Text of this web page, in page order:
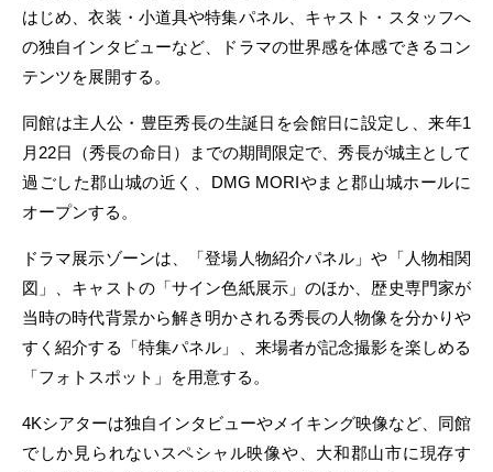
はじめ、衣装・小道具や特集パネル、キャスト・スタッフへ
の独自インタビューなど、ドラマの世界感を体感できるコン
テンツを展開する。
同館は主人公・豊臣秀長の生誕日を会館日に設定し、来年1
月22日（秀長の命日）までの期間限定で、秀長が城主として
過ごした郡山城の近く、DMG MORIやまと郡山城ホールに
オープンする。
ドラマ展示ゾーンは、「登場人物紹介パネル」や「人物相関
図」、キャストの「サイン色紙展示」のほか、歴史専門家が
当時の時代背景から解き明かされる秀長の人物像を分かりや
すく紹介する「特集パネル」、来場者が記念撮影を楽しめる
「フォトスポット」を用意する。
4Kシアターは独自インタビューやメイキング映像など、同館
でしか見られないスペシャル映像や、大和郡山市に現存す